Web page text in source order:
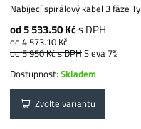
Nabíjecí spirálový kabel 3 fáze
od 5 533.50 Kčs DPH
od 4 573.10 Kč
od 5 950 Kčs DPHSleva 7%
Dostupnost:Skladem
Zvolte variantu